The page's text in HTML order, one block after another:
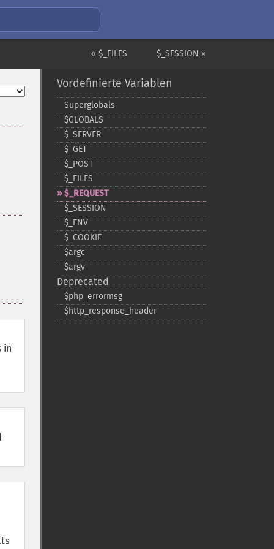
$_SESSION »
« $_FILES
in
Vordefinierte Variablen
Superglobals
$GLOBALS
$_​SERVER
$_​GET
$_​POST
$_​FILES
$_​REQUEST
$_​SESSION
$_​ENV
$_​COOKIE
$argc
$argv
Deprecated
$php_​errormsg
$http_​response_​header